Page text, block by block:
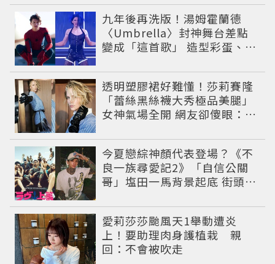
九年後再洗版！湯姆霍蘭德
〈Umbrella〉封神舞台差點
變成「這首歌」 造型彩蛋、暖
透明塑膠裙好難懂！莎莉賽隆
「蕾絲黑絲襪大秀極品美腿」
女神氣場全開 網友卻傻眼：造
今夏戀綜神顏代表登場？《不
良一族尋愛記2》「自信公關
哥」塩田一馬背景起底 街頭辣
愛莉莎莎颱風天1舉動遭炎
上！要助理肉身護植栽 親
回：不會被吹走